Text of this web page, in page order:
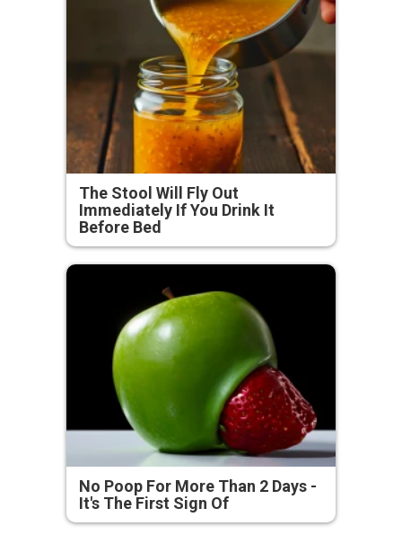
The Stool Will Fly Out
Immediately If You Drink It
Before Bed
No Poop For More Than 2 Days -
It's The First Sign Of